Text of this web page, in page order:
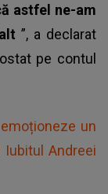
astfel ne-am
”, a declarat
pe contul
un
Andreei